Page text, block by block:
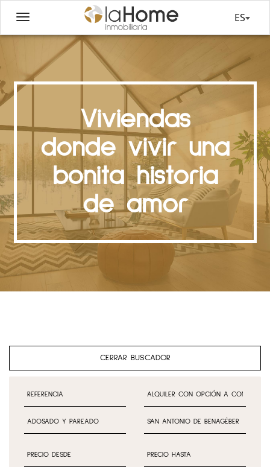
ES
Viviendas
donde vivir una
bonita historia
de amor
CERRAR BUSCADOR